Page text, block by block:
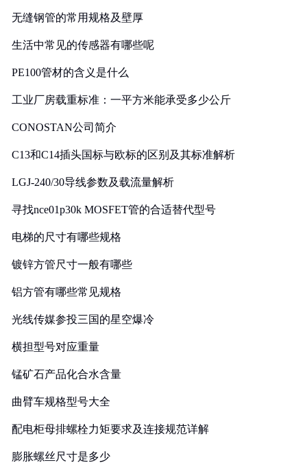
无缝钢管的常用规格及壁厚
生活中常见的传感器有哪些呢
PE100管材的含义是什么
工业厂房载重标准：一平方米能承受多少公斤
CONOSTAN公司简介
C13和C14插头国标与欧标的区别及其标准解析
LGJ-240/30导线参数及载流量解析
寻找nce01p30k MOSFET管的合适替代型号
电梯的尺寸有哪些规格
镀锌方管尺寸一般有哪些
铝方管有哪些常见规格
光线传媒参投三国的星空爆冷
横担型号对应重量
锰矿石产品化合水含量
曲臂车规格型号大全
配电柜母排螺栓力矩要求及连接规范详解
膨胀螺丝尺寸是多少